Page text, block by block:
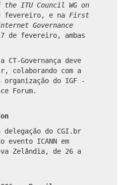
ITU Council WG on
fevereiro, e na First
Governance
de fevereiro, ambas
CT-Governança deve
colaborando com a
organização do IGF -
Forum.
do CGI.br
ICANN em
Zelândia, de 26 a